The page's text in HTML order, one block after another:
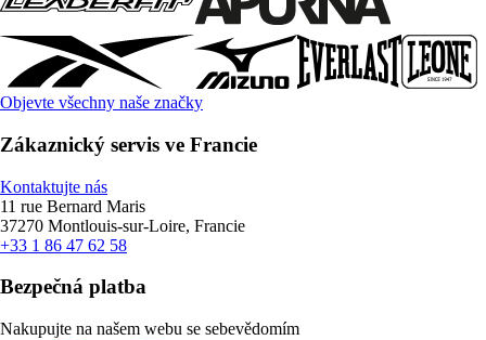
Objevte všechny naše značky
Zákaznický servis ve Francie
Kontaktujte nás
11 rue Bernard Maris
37270 Montlouis-sur-Loire, Francie
+33 1 86 47 62 58
Bezpečná platba
Nakupujte na našem webu se sebevědomím